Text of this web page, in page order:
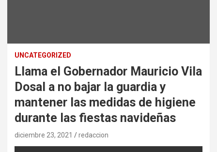
UNCATEGORIZED
Llama el Gobernador Mauricio Vila
Dosal a no bajar la guardia y
mantener las medidas de higiene
durante las fiestas navideñas
diciembre 23, 2021 redaccion